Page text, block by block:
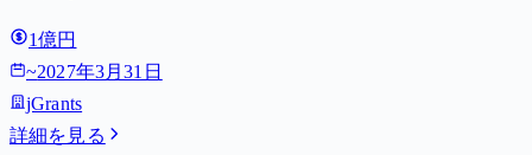
1億円
~2027年3月31日
jGrants
詳細を見る